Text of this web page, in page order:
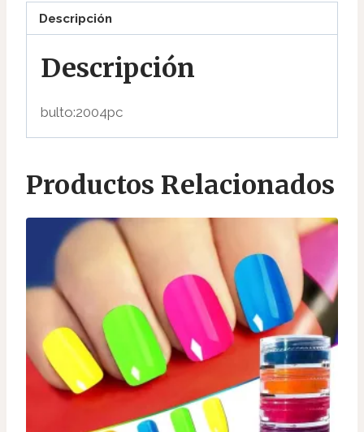
Descripción
Descripción
bulto:2004pc
Productos Relacionados